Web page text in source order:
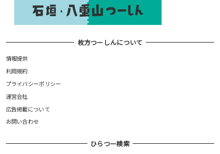
枚方つーしんについて
情報提供
利用規約
プライバシーポリシー
運営会社
広告掲載について
お問い合わせ
ひらつー検索